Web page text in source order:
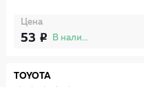
Цена
53 В наличии
TOYOTA